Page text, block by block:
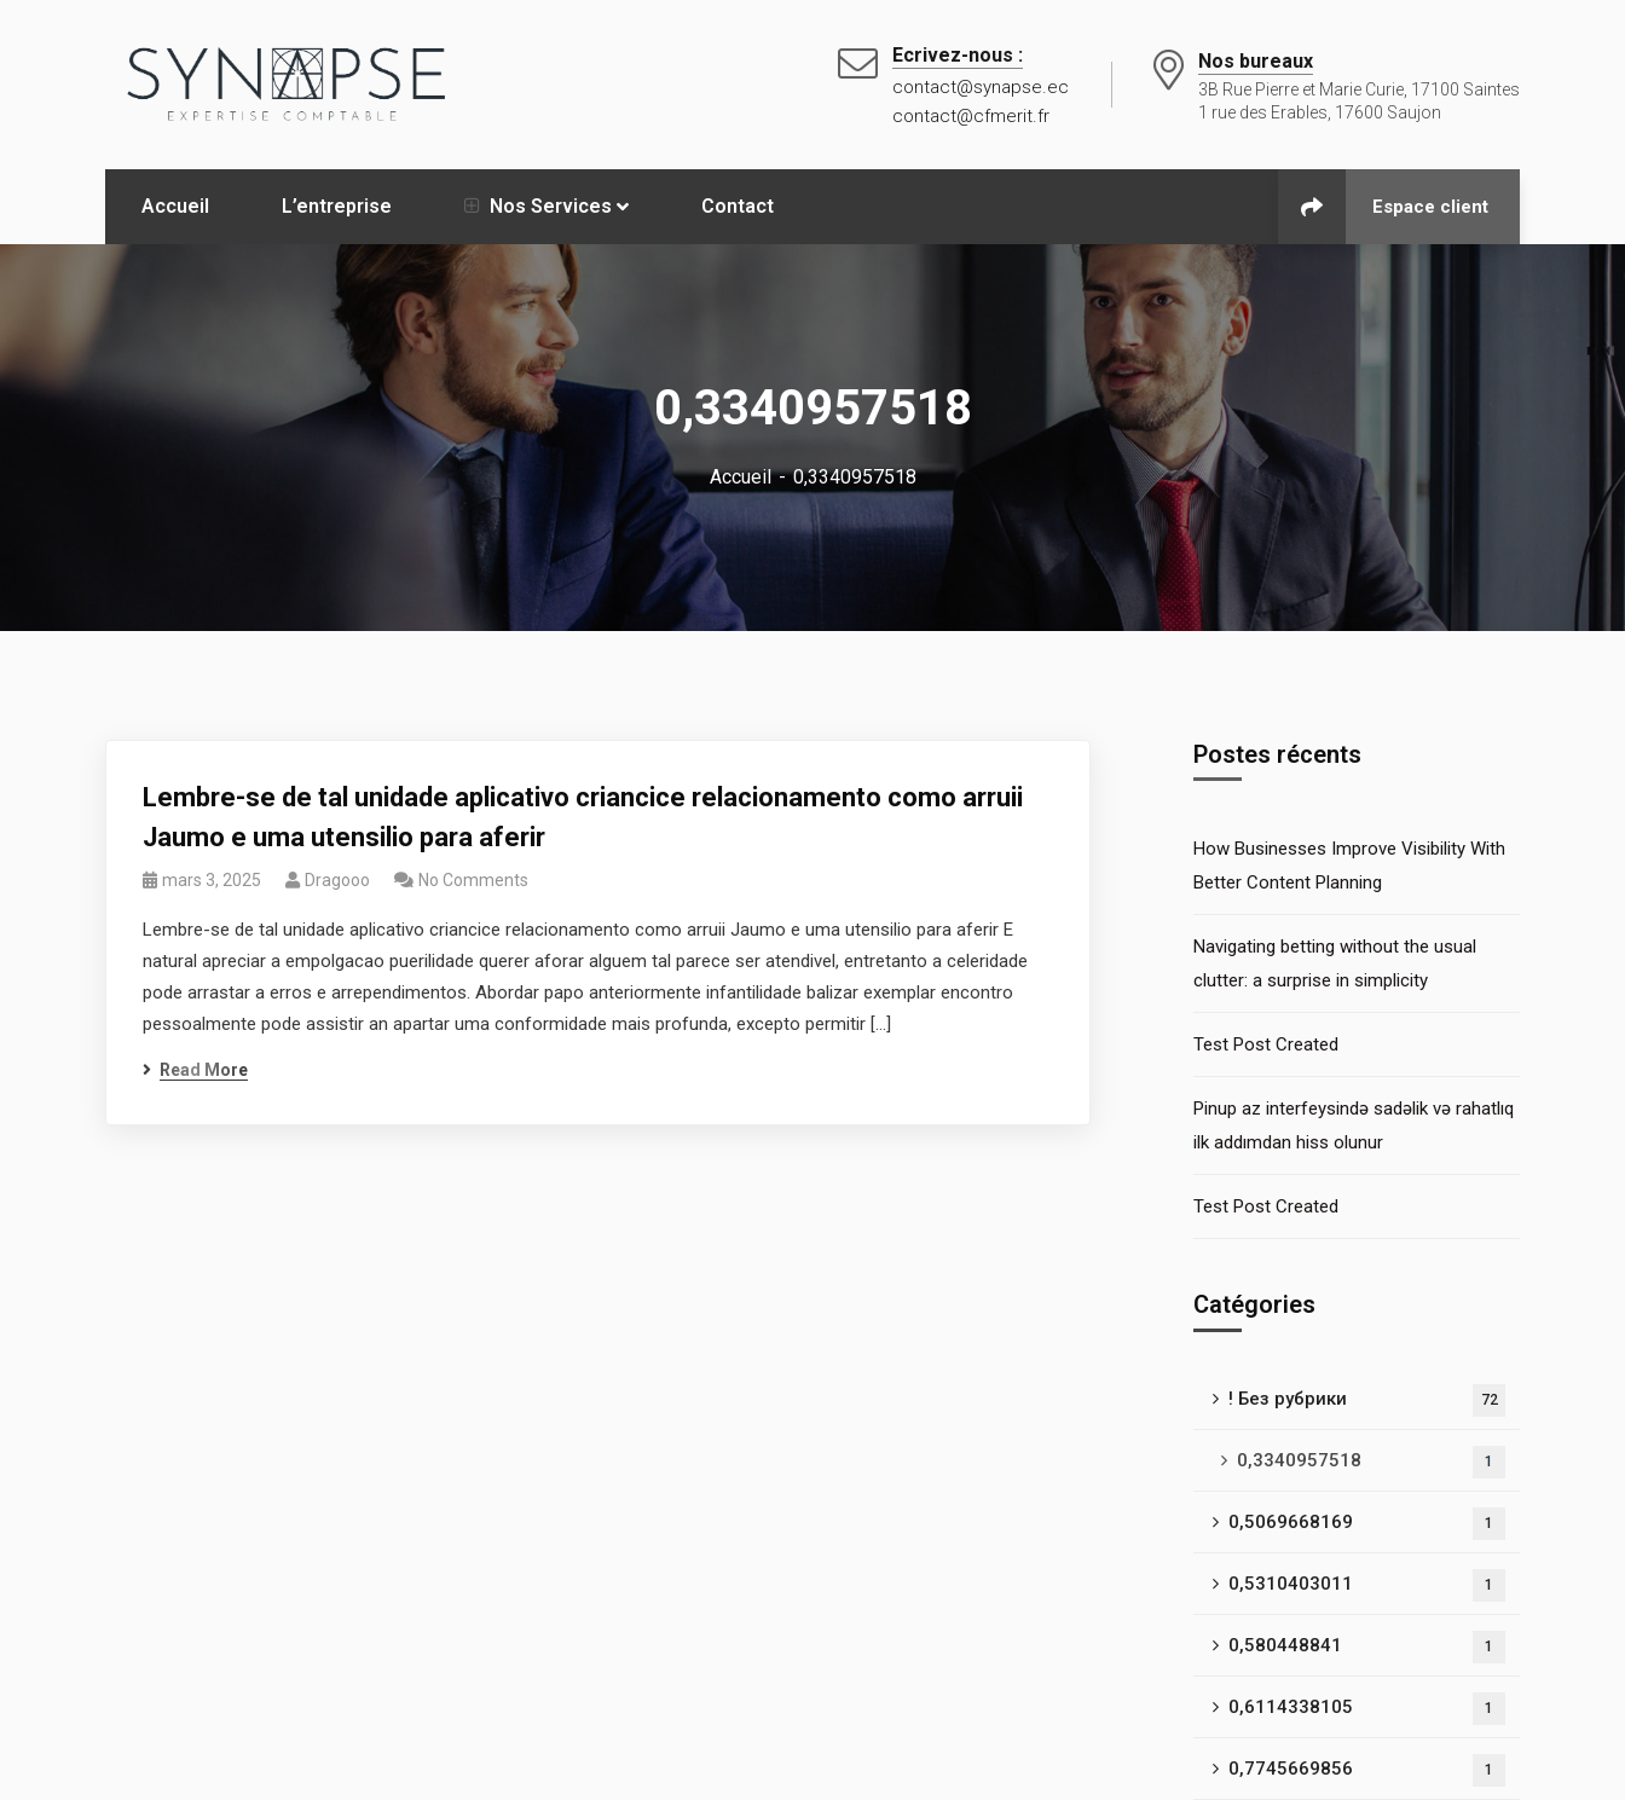
Ecrivez-nous :
contact@synapse.ec
contact@cfmerit.fr
Nos bureaux
3B Rue Pierre et Marie Curie, 17100 Saintes
1 rue des Erables, 17600 Saujon
Accueil L’entreprise Nos Services Contact Espace client
0,3340957518
Accueil 0,3340957518
Lembre-se de tal unidade aplicativo criancice relacionamento como arruii
Jaumo e uma utensilio para aferir
mars 3, 2025 Dragooo No Comments
Lembre-se de tal unidade aplicativo criancice relacionamento como arruii Jaumo e uma utensilio para aferir E
natural apreciar a empolgacao puerilidade querer aforar alguem tal parece ser atendivel, entretanto a celeridade
pode arrastar a erros e arrependimentos. Abordar papo anteriormente infantilidade balizar exemplar encontro
pessoalmente pode assistir an apartar uma conformidade mais profunda, excepto permitir […]
Read More
Postes récents
How Businesses Improve Visibility With
Better Content Planning
Navigating betting without the usual
clutter: a surprise in simplicity
Test Post Created
Pinup az interfeysində sadəlik və rahatlıq
ilk addımdan hiss olunur
Test Post Created
Catégories
! Без рубрики 72
0,3340957518 1
0,5069668169 1
0,5310403011 1
0,580448841 1
0,6114338105 1
0,7745669856 1